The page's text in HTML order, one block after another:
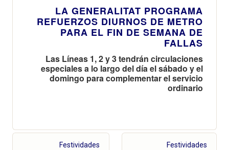
LA GENERALITAT PROGRAMA
REFUERZOS DIURNOS DE METRO
PARA EL FIN DE SEMANA DE
FALLAS
Las Líneas 1, 2 y 3 tendrán circulaciones
especiales a lo largo del día el sábado y el
domingo para complementar el servicio
ordinario
Festividades Festividades